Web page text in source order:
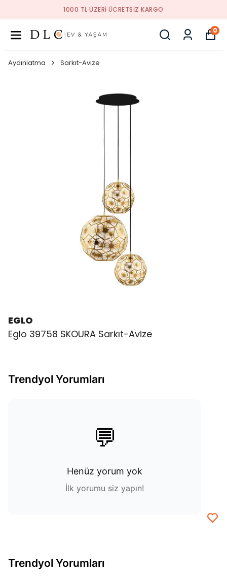
1000 TL ÜZERI ÜCRETSIZ KARGO
0
Aydınlatma Sarkıt-Avize
EGLO
Eglo 39758 SKOURA Sarkıt-Avize
Trendyol Yorumları
💬
Henüz yorum yok
İlk yorumu siz yapın!
Trendyol Yorumları